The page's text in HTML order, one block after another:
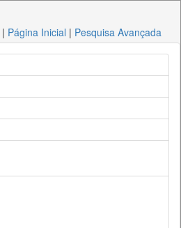
| Página Inicial | Pesquisa Avançada